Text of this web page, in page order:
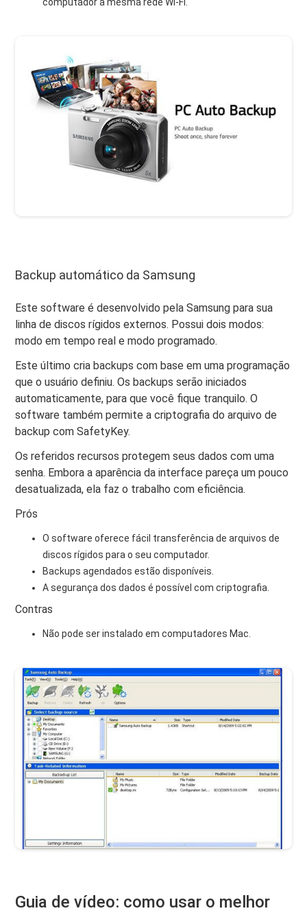
Backup automático da Samsung
Este software é desenvolvido pela Samsung para sua
linha de discos rígidos externos. Possui dois modos:
modo em tempo real e modo programado.
Este último cria backups com base em uma programação
que o usuário definiu. Os backups serão iniciados
automaticamente, para que você fique tranquilo. O
software também permite a criptografia do arquivo de
backup com SafetyKey.
Os referidos recursos protegem seus dados com uma
senha. Embora a aparência da interface pareça um pouco
desatualizada, ela faz o trabalho com eficiência.
Prós
O software oferece fácil transferência de arquivos de
discos rígidos para o seu computador.
Backups agendados estão disponíveis.
A segurança dos dados é possível com criptografia.
Contras
Não pode ser instalado em computadores Mac.
Guia de vídeo: como usar o melhor